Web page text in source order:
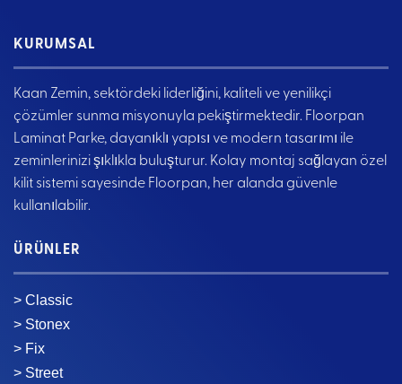
KURUMSAL
Kaan Zemin, sektördeki liderliğini, kaliteli ve yenilikçi
çözümler sunma misyonuyla pekiştirmektedir. Floorpan
Laminat Parke, dayanıklı yapısı ve modern tasarımı ile
zeminlerinizi şıklıkla buluşturur. Kolay montaj sağlayan özel
kilit sistemi sayesinde Floorpan, her alanda güvenle
kullanılabilir.
ÜRÜNLER
> Classic
> Stonex
> Fix
> Street